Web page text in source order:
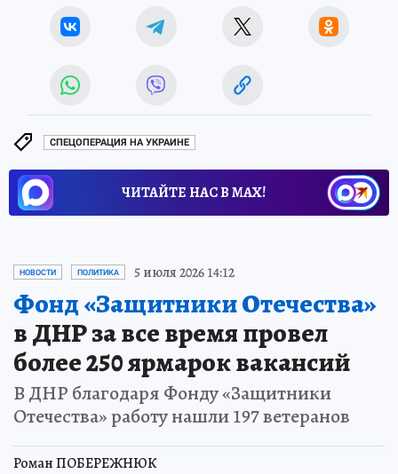
СПЕЦОПЕРАЦИЯ НА УКРАИНЕ
ЧИТАЙТЕ НАС В МАХ!
НОВОСТИ ПОЛИТИКА 5 июля 2026 14:12
Фонд «Защитники Отечества»
в ДНР за все время провел
более 250 ярмарок вакансий
В ДНР благодаря Фонду «Защитники
Отечества» работу нашли 197 ветеранов
Роман ПОБЕРЕЖНЮК